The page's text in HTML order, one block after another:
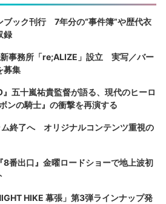
ブック刊行 7年分の“事件簿”や歴代衣
録
事務所「re;ALIZE」設立 実写／バー
募集
』五十嵐祐貴監督が語る、現代のヒーロ
ンの騎士』の衝撃を再演する
終了へ オリジナルコンテンツ重視の
8番出口』金曜ロードショーで地上波初
HIKE 幕張」第3弾ラインナップ発